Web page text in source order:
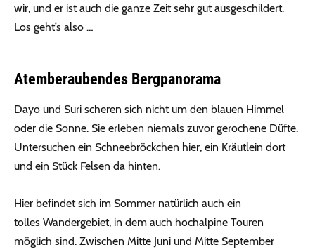
wir, und er ist auch die ganze Zeit sehr gut ausgeschildert.
Los geht’s also …
Atemberaubendes Bergpanorama
Dayo und Suri scheren sich nicht um den blauen Himmel
oder die Sonne. Sie erleben niemals zuvor gerochene Düfte.
Untersuchen ein Schneebröckchen hier, ein Kräutlein dort
und ein Stück Felsen da hinten.
Hier befindet sich im Sommer natürlich auch ein
tolles Wandergebiet, in dem auch hochalpine Touren
möglich sind. Zwischen Mitte Juni und Mitte September